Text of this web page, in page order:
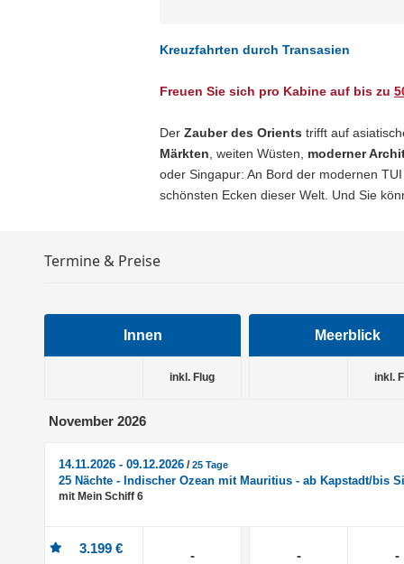
Kreuzfahrten durch Transasien
Freuen Sie sich pro Kabine auf bis zu
Der Zauber des Orients trifft auf
Märkten , weiten Wüsten, moderner
oder Singapur: An Bord der modernen
schönsten Ecken dieser Welt. Und Sie
Termine & Preise
Innen Meerblick
inkl. Flug inkl.
November 2026
14.11.2026 - 09.12.2026 /25 Tage
25 Nächte - Indischer Ozean mit Mauritius - ab Kapstadt/bis
mit Mein Schiff 6
3.199 € - - -